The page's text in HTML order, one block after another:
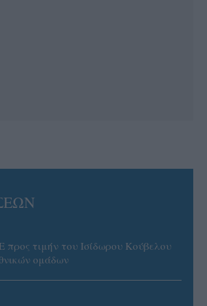
προς τιμήν του Ισίδωρου Κούβελου
ομάδων